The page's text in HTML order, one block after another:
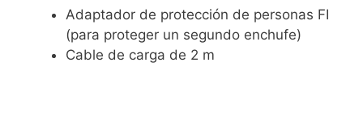
Adaptador de protección de personas FI
(para proteger un segundo enchufe)
Cable de carga de 2 m